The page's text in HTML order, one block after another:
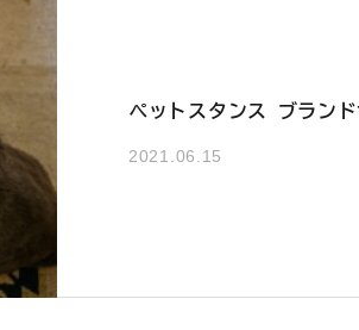
ペットスタンス ブラン
2021.06.15